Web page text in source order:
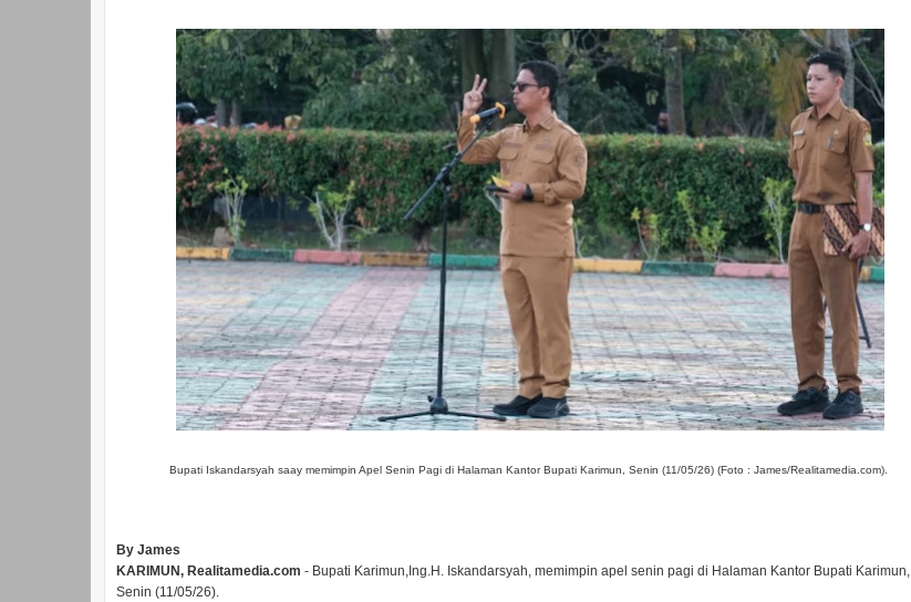
Bupati Iskandarsyah saay memimpin Apel Senin Pagi di Halaman Kantor Bupati Karimun, Senin (11/05/26) (Foto : James/Realitamedia.com).
‎By James
‎KARIMUN, Realitamedia.com - Bupati Karimun,Ing.H. Iskandarsyah, memimpin apel senin pagi di Halaman Kantor Bupati Karimun,
Senin (11/05/26).